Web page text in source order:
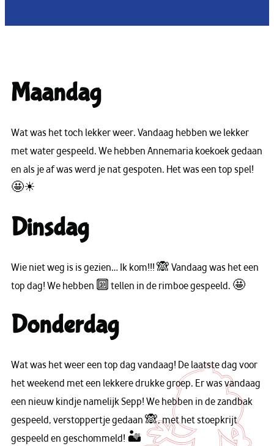
Maandag
Wat was het toch lekker weer. Vandaag hebben we lekker
met water gespeeld. We hebben Annemaria koekoek gedaan
en als je af was werd je nat gespoten. Het was een top spel!
🤩☀
Dinsdag
Wie niet weg is is gezien… Ik kom!!! 🙈 Vandaag was het een
top dag! We hebben 🔟 tellen in de rimboe gespeeld. 🤩
Donderdag
Wat was het weer een top dag vandaag! De laatste dag voor
het weekend met een lekkere drukke groep. Er was vandaag
een nieuw kindje namelijk Sepp! We hebben in de zandbak
gespeeld, verstoppertje gedaan 🙈, met het stoepkrijt
gespeeld en geschommeld! 🏜